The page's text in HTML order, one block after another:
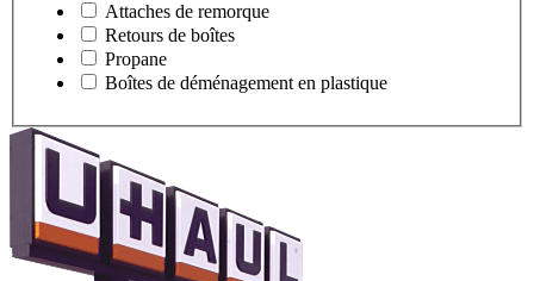
Attaches de remorque
Retours de boîtes
Propane
Boîtes de déménagement en plastique